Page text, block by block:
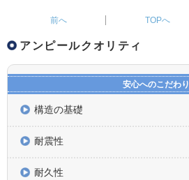
TOPへ
アンピールクオリティ
安心へのこだわり
構造の基礎
耐震性
耐久性